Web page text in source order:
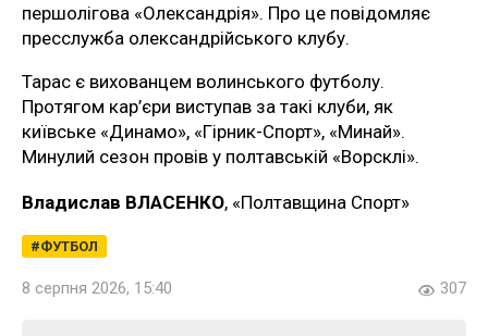
першолігова «Олександрія». Про це повідомляє
пресслужба олександрійського клубу.
Тарас є вихованцем волинського футболу.
Протягом кар’єри виступав за такі клуби, як
київське «Динамо», «Гірник-Спорт», «Минай».
Минулий сезон провів у полтавській «Ворсклі».
Владислав ВЛАСЕНКО, «Полтавщина Спорт»
ФУТБОЛ
8 серпня 2026, 15:40 307